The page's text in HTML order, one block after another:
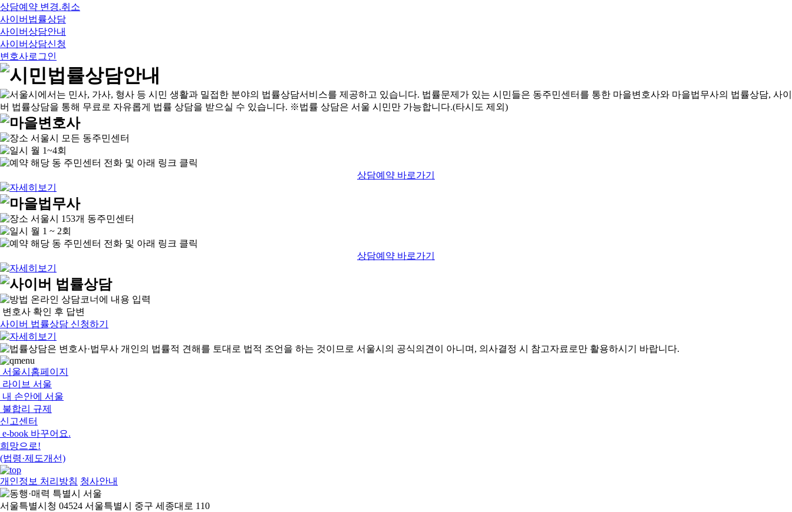
상담예약 변경.취소
사이버법률상담
사이버상담안내
사이버상담신청
변호사로그인
서울시 모든 동주민센터
월 1~4회
해당 동 주민센터 전화 및 아래 링크 클릭
상담예약 바로가기
서울시 153개 동주민센터
월 1 ~ 2회
해당 동 주민센터 전화 및 아래 링크 클릭
상담예약 바로가기
온라인 상담코너에 내용 입력
변호사 확인 후 답변
사이버 법률상담 신청하기
서울시홈페이지
라이브 서울
내 손안에 서울
불합리 규제
신고센터
e-book 바꾸어요.
희망으로!
(법령·제도개선)
개인정보 처리방침 청사안내
서울특별시청 04524 서울특별시 중구 세종대로 110